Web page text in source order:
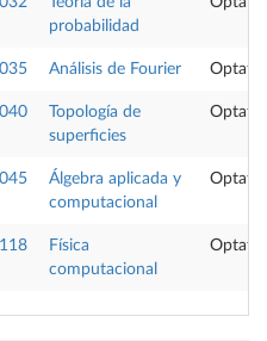
probabilidad
Análisis de Fourier
Topología de
superficies
Álgebra aplicada y
computacional
Física
computacional